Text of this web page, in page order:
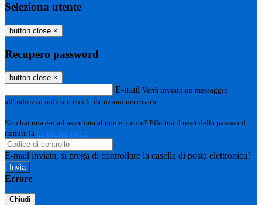
Seleziona utente
button close ×
Recupero password
button close ×
E-mail Verrà inviato un messaggio
all'indirizzo indicato con le istruzioni necessarie.
Non hai una e-mail associata al nome utente? Effettua il reset della password
tramite la Login Spaggiari
E-mail inviata, si prega di controllare la casella di posta elettronica!
Errore
Chiudi